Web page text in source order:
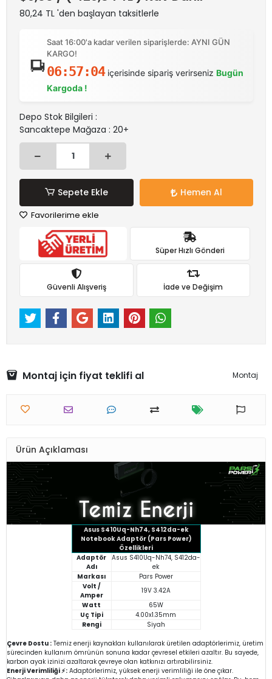
80,24 TL 'den başlayan taksitlerle
Saat 16:00'a kadar verilen siparişlerde: AYNI GÜN
KARGO!
06:57:04içerisinde sipariş verirseniz Bugün
Kargoda !
Depo Stok Bilgileri :
Sancaktepe Mağaza : 20+
Sepete Ekle Hemen Al
Favorilerime ekle
Süper Hızlı Gönderi
Güvenli Alışveriş İade ve Değişim
Montaj için fiyat teklifi al Montaj
Ürün Açıklaması
Asus S410Uq-Nh74, S412da-ek
Notebook Adaptör (Pars Power)
Özellikleri
Adaptör
Adı
Asus S410Uq-Nh74, S412da-
ek
Markası
Pars Power
Volt /
Amper
19V 3.42A
Watt
65W
Uç Tipi
4.00x1.35mm
Rengi
Siyah
Çevre Dostu : Temiz enerji kaynakları kullanılarak üretilen adaptörlerimiz, üretim
sürecinden kullanım ömrünün sonuna kadar çevresel etkileri azaltır. Bu sayede,
karbon ayak izinizi azaltarak çevreye olan katkınızı artırabilirsiniz.
Enerji Verimliliği ⚡: Adaptörlerimiz, yüksek enerji verimliliği ile öne çıkar.